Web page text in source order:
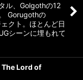
ル、Golgothの12
Gorugothの
クト。ほとんど日
シーンに埋もれて
Lord of